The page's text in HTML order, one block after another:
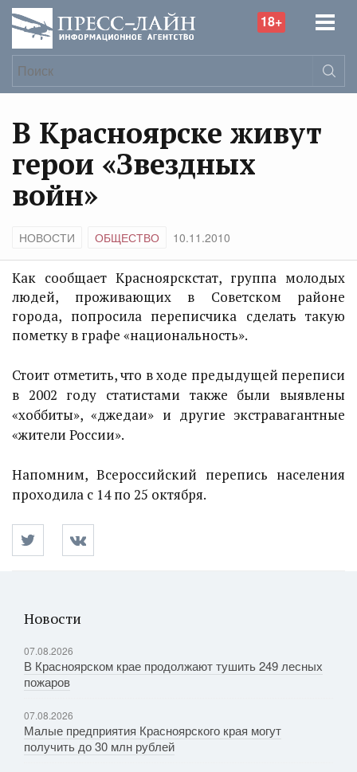
18+
В Красноярске живут
герои «Звездных
войн»
НОВОСТИ ОБЩЕСТВО 10.11.2010
Как сообщает Красноярскстат, группа молодых
людей, проживающих в Советском районе
города, попросила переписчика сделать такую
пометку в графе «национальность».
Стоит отметить, что в ходе предыдущей переписи
в 2002 году статистами также были выявлены
«хоббиты», «джедаи» и другие экстравагантные
«жители России».
Напомним, Всероссийский перепись населения
проходила с 14 по 25 октября.
Новости
07.08.2026
В Красноярском крае продолжают тушить 249 лесных
пожаров
07.08.2026
Малые предприятия Красноярского края могут
получить до 30 млн рублей